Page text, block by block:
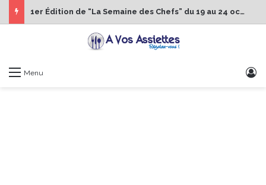
1er Édition de “La Semaine des Chefs” du 19 au 24 octobre 2026
Menu